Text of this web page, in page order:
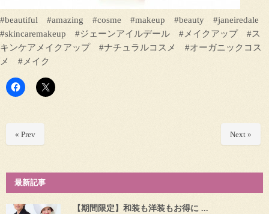
#beautiful #amazing #cosme #makeup #beauty #janeiredale
#skincaremakeup #ジェーンアイルデール #メイクアップ #ス
キンケアメイクアップ #ナチュラルコスメ #オーガニックコス
メ #メイク
« Prev Next »
最新記事
【期間限定】和装も洋装もお得に ...